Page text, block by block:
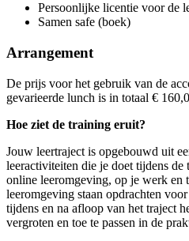
Persoonlijke licentie voor de
Samen safe (boek)
Arrangement
De prijs voor het gebruik van de
gevarieerde lunch is in totaal €
Hoe ziet de training eruit?
Jouw leertraject is opgebouwd uit
leeractiviteiten die je doet tijdens de
online leeromgeving, op je werk en
leeromgeving staan opdrachten
tijdens en na afloop van het traject
vergroten en toe te passen in de